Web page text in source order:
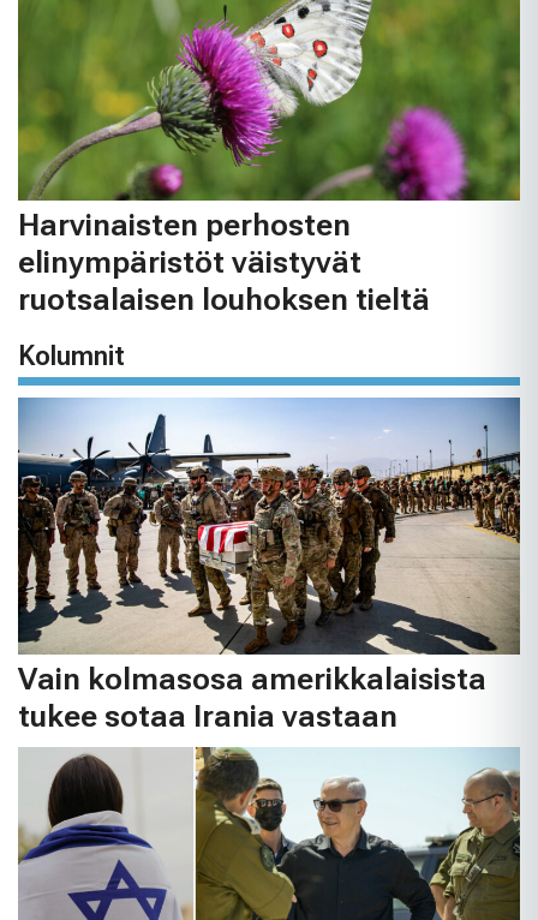
Harvinaisten perhosten
elinympäristöt väistyvät
ruotsalaisen louhoksen tieltä
Kolumnit
Vain kolmasosa amerikkalaisista
tukee sotaa Irania vastaan